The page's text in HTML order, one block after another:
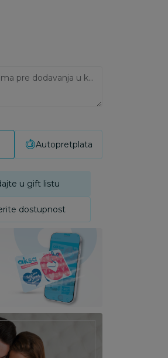
Ukoliko imate napomene, ostavite ih u komentarima pre dodavanja u korpu:
Autopretplata
u gift listu
dostupnost